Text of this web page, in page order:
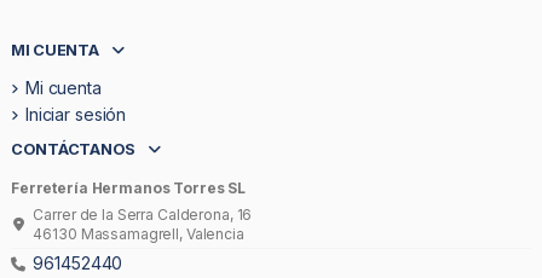
MI CUENTA
Mi cuenta
Iniciar sesión
CONTÁCTANOS
Ferretería Hermanos Torres SL
Carrer de la Serra Calderona, 16
46130 Massamagrell, Valencia
961452440